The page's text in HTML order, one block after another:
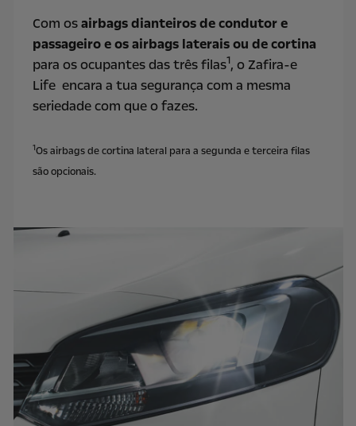
Com osairbags dianteiros de condutor e
passageiro e os airbags laterais ou de cortina
para os ocupantes das três filas1, o Zafira-e
Life encara a tua segurança com a mesma
seriedade com que o fazes.
1Os airbags de cortina lateral para a segunda e terceira filas
são opcionais.